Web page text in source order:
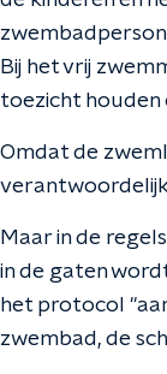
Bij het vrij
toezicht houden
Omdat de
Maar in de
in de gaten
het protocol
zwembad, de